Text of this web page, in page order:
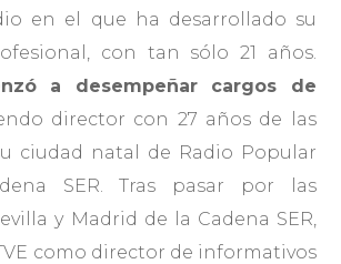
en el que ha desarrollado su
con tan sólo 21 años.
a desempeñar cargos de
director con 27 años de las
ciudad natal de Radio Popular
SER. Tras pasar por las
y Madrid de la Cadena SER,
como director de informativos